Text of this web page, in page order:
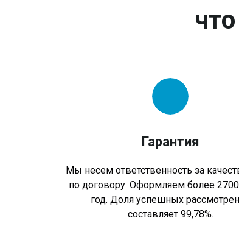
Гарантия
Мы несем ответственность за
по договору. Оформляем более
год. Доля успешных
составляет 99,78%.